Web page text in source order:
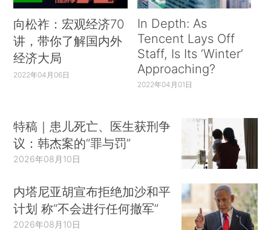
向松祚：宏观经济70
讲，带你了解国内外
经济大局
2022年04月06日
In Depth: As
Tencent Lays Off
Staff, Is Its ‘Winter’
Approaching?
2022年04月01日
特稿｜患儿死亡、医生获刑争
议：韩杰案的“罪与罚”
2026年08月10日
内塔尼亚胡宣布拒绝加沙和平
计划 称“不会进行任何撤军”
2026年08月10日